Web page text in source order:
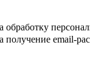
обработку
получение email-